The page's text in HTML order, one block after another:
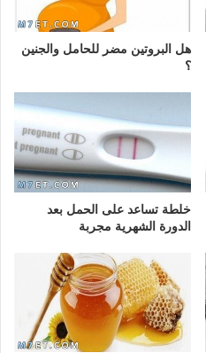
هل البروتين مضر للحامل والجنين
؟
خلطة تساعد على الحمل بعد
الدورة الشهرية مجربة